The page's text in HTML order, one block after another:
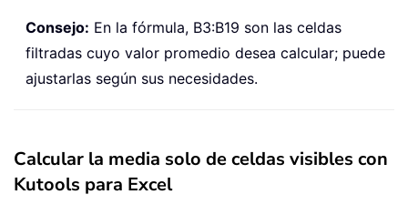
Consejo: En la fórmula, B3:B19 son las celdas
filtradas cuyo valor promedio desea calcular; puede
ajustarlas según sus necesidades.
Calcular la media solo de celdas visibles con
Kutools para Excel